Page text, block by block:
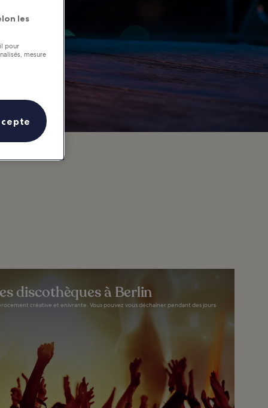
discothèques à Berlin
créative et enivrante. Vous pouvez vous déchaîner pendant des jours
les
pour
mesure